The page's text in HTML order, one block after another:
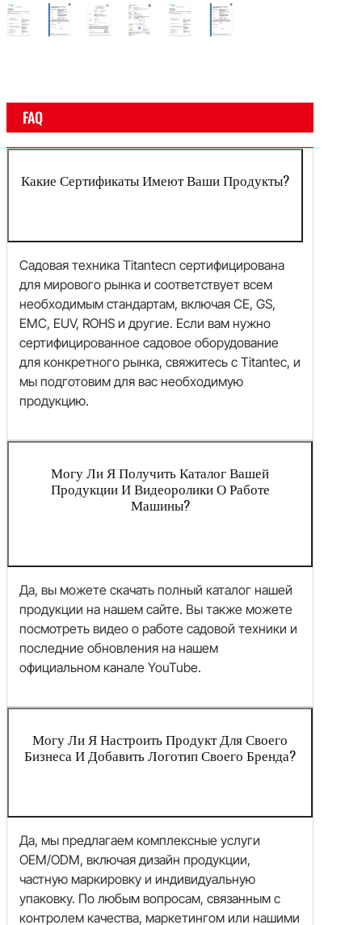
Сертификат
EUV
СертификатСертификат
EMC
Сертификат
Рош
Сертификат
EUV
FAQ
Какие Сертификаты Имеют Ваши Продукты?
Садовая техника Titantecn сертифицирована
для мирового рынка и соответствует всем
необходимым стандартам, включая CE, GS,
EMC, EUV, ROHS и другие. Если вам нужно
сертифицированное садовое оборудование
для конкретного рынка, свяжитесь с Titantec, и
мы подготовим для вас необходимую
продукцию.
Могу Ли Я Получить Каталог Вашей
Продукции И Видеоролики О Работе
Машины?
Да, вы можете скачать полный каталог нашей
продукции на нашем сайте. Вы также можете
посмотреть видео о работе садовой техники и
последние обновления на нашем
официальном канале YouTube.
Могу Ли Я Настроить Продукт Для Своего
Бизнеса И Добавить Логотип Своего Бренда?
Да, мы предлагаем комплексные услуги
OEM/ODM, включая дизайн продукции,
частную маркировку и индивидуальную
упаковку. По любым вопросам, связанным с
контролем качества, маркетингом или нашими